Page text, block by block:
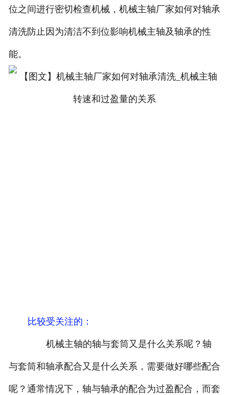
位之间进行密切检查机械，机械主轴厂家如何对轴承
清洗防止因为清洁不到位影响机械主轴及轴承的性
能。
比较受关注的 ：
机械主轴的轴与套筒又是什么关系呢？轴
与套筒和轴承配合又是什么关系，需要做好哪些配合
呢？通常情况下，轴与轴承的配合为过盈配合，而套